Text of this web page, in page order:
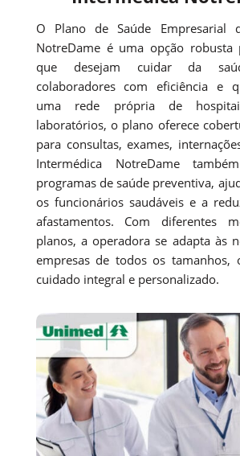
O Plano de Saúde Empresarial
NotreDame é uma opção robusta
que desejam cuidar da
colaboradores com eficiência e
uma rede própria de
laboratórios, o plano oferece
para consultas, exames,
Intermédica NotreDame
programas de saúde preventiva,
os funcionários saudáveis e a
afastamentos. Com diferentes
planos, a operadora se adapta às
empresas de todos os tamanhos,
cuidado integral e personalizado.